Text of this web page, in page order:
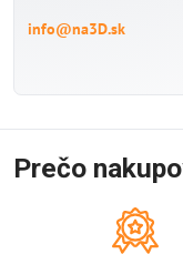
info@na3D.sk
Prečo